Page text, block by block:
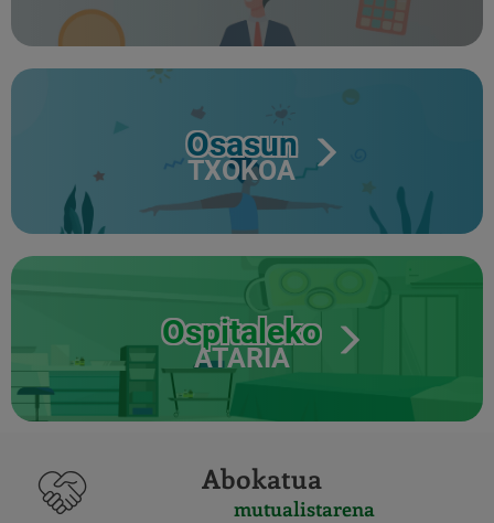
Osasun
TXOKOA
Ospitaleko
ATARIA
Abokatua
mutualistarena